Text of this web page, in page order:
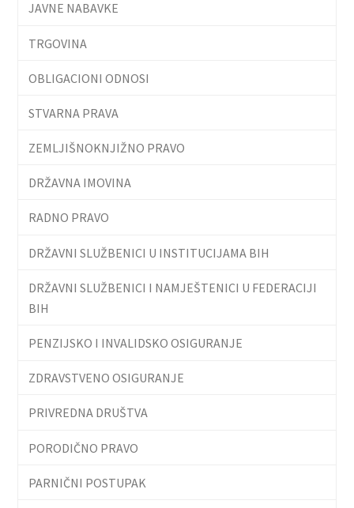
JAVNE NABAVKE
TRGOVINA
OBLIGACIONI ODNOSI
STVARNA PRAVA
ZEMLJIŠNOKNJIŽNO PRAVO
DRŽAVNA IMOVINA
RADNO PRAVO
DRŽAVNI SLUŽBENICI U INSTITUCIJAMA BIH
DRŽAVNI SLUŽBENICI I NAMJEŠTENICI U FEDERACIJI
BIH
PENZIJSKO I INVALIDSKO OSIGURANJE
ZDRAVSTVENO OSIGURANJE
PRIVREDNA DRUŠTVA
PORODIČNO PRAVO
PARNIČNI POSTUPAK